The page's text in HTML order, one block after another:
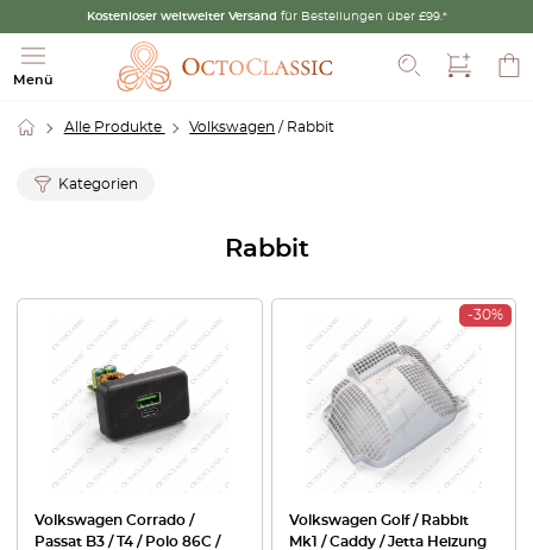
Kostenloser weltweiter Versand für Bestellungen über £99.*
Menü
Suche
Alle Produkte Volkswagen / Rabbit
Kategorien
Rabbit
Volkswagen Corrado /
Passat B3 / T4 / Polo 86C /
-30%
Volkswagen Golf / Rabbit
Mk1 / Caddy / Jetta Heizung